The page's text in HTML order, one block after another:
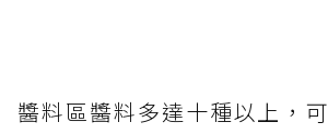
醬料區醬料多達十種以上，